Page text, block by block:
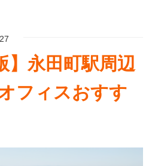
】永田町駅周辺
フィスおすす